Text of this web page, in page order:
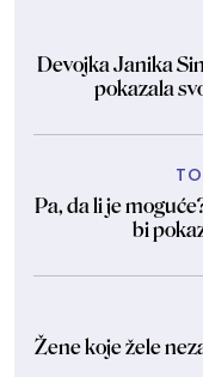
Devojka Janika
pokazala
Pa, da li je
bi
Žene koje žele